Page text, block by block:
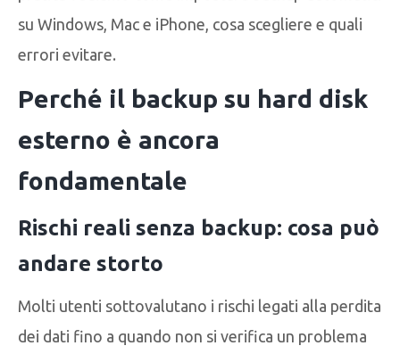
su Windows, Mac e iPhone, cosa scegliere e quali
errori evitare.
Perché il backup su hard disk
esterno è ancora
fondamentale
Rischi reali senza backup: cosa può
andare storto
Molti utenti sottovalutano i rischi legati alla perdita
dei dati fino a quando non si verifica un problema